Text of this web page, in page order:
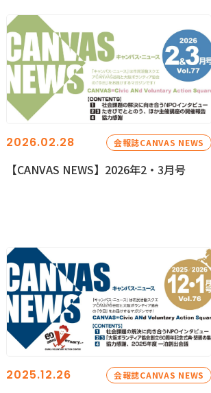
2026.02.28 会報誌CANVAS NEWS
【CANVAS NEWS】2026年2・3月号
2025.12.26 会報誌CANVAS NEWS